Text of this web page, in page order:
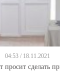
04:53 / 18.11.2021
просит сделать